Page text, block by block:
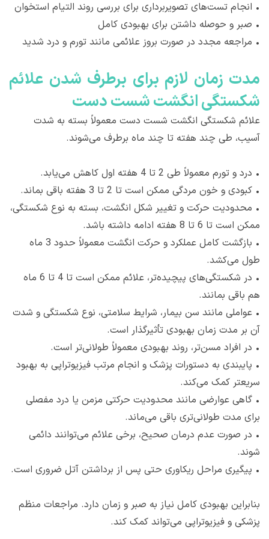
• انجام تست‌های تصویربرداری برای بررسی روند التیام استخوان
• صبر و حوصله داشتن برای بهبودی کامل
• مراجعه مجدد در صورت بروز علائمی مانند تورم و درد شدید
مدت زمان لازم برای برطرف شدن علائم
شکستگی انگشت شست دست
علائم شکستگی انگشت شست دست معمولاً بسته به شدت
آسیب، طی چند هفته تا چند ماه برطرف می‌شوند.
• درد و تورم معمولاً طی 2 تا 4 هفته اول کاهش می‌یابد.
• کبودی و خون مردگی ممکن است تا 2 تا 3 هفته باقی بماند.
• محدودیت حرکت و تغییر شکل انگشت، بسته به نوع شکستگی،
ممکن است تا 6 تا 8 هفته ادامه داشته باشد.
•
بازگشت کامل عملکرد و حرکت انگشت معمولاً حدود 3 ماه
طول می‌کشد.
•
در شکستگی‌های پیچیده‌تر، علائم ممکن است تا 4 تا 6 ماه
هم باقی بمانند.
• عواملی مانند سن بیمار، شرایط سلامتی، نوع شکستگی و شدت
آن بر مدت زمان بهبودی تأثیرگذار است.
• در افراد مسن‌تر، روند بهبودی معمولاً طولانی‌تر است.
• پایبندی به دستورات پزشک و انجام مرتب فیزیوتراپی به بهبود
سریعتر کمک می‌کند.
• گاهی عوارضی مانند محدودیت حرکتی مزمن یا درد مفصلی
برای مدت طولانی‌تری باقی می‌ماند.
• در صورت عدم درمان صحیح، برخی علائم می‌توانند دائمی
شوند.
• پیگیری مراحل ریکاوری حتی پس از برداشتن آتل ضروری است.
بنابراین بهبودی کامل نیاز به صبر و زمان دارد. مراجعات منظم
پزشکی و فیزیوتراپی می‌تواند کمک کند.